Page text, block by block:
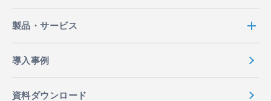
製品・サービス
導入事例
資料ダウンロード